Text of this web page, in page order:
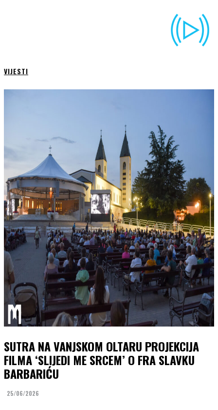
VIJESTI
SUTRA NA VANJSKOM OLTARU PROJEKCIJA
FILMA ‘SLIJEDI ME SRCEM’ O FRA SLAVKU
BARBARIĆU
25/06/2026